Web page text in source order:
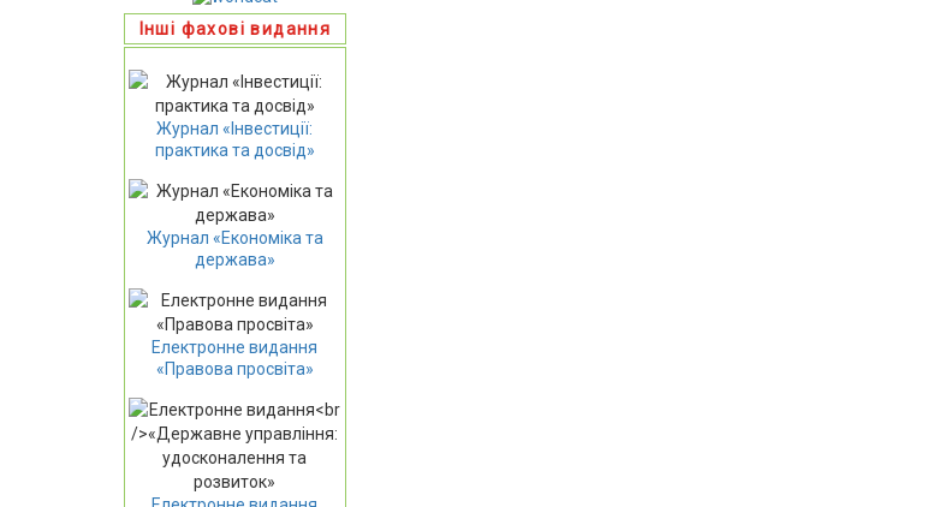
Інші фахові видання
Журнал «Інвестиції:
практика та досвід»
Журнал «Економіка та
держава»
Електронне видання
«Правова просвіта»